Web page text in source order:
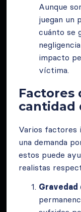
Aunque
juegan un
cuánto se
impacto
víctima.
Factores
cantidad
Varios factores
una demanda
estos puede
realistas
Gravedad